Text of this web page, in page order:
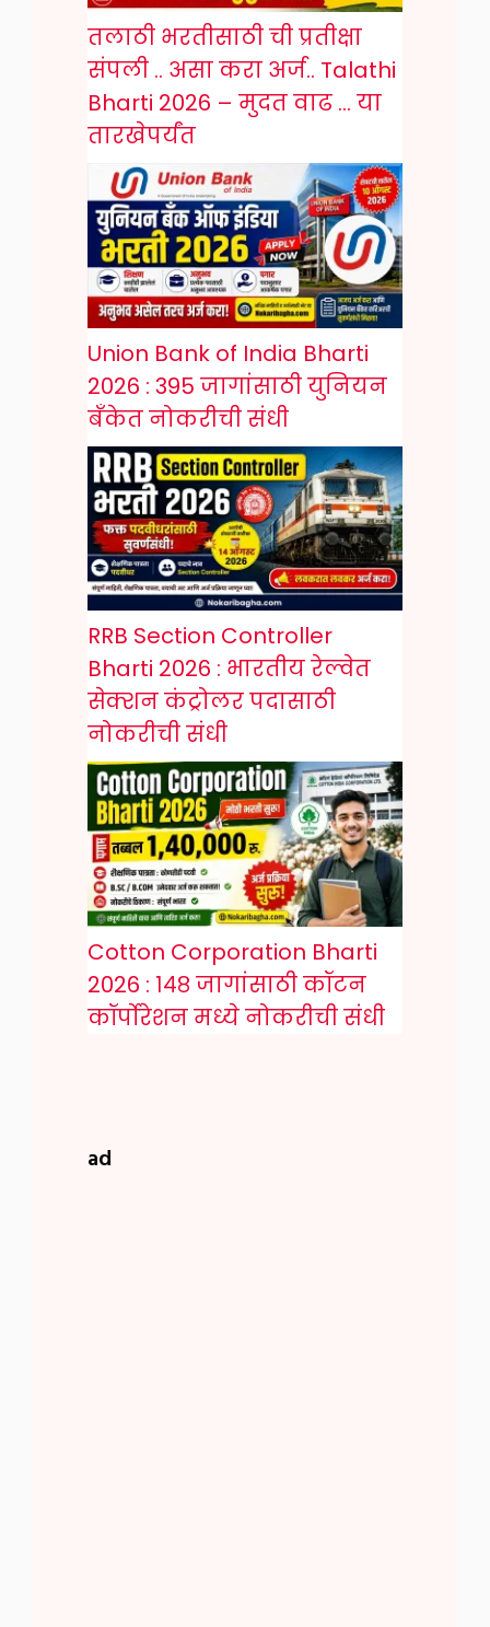
तलाठी भरतीसाठी ची प्रतीक्षा
संपली .. असा करा अर्ज.. Talathi
Bharti 2026 – मुदत वाढ … या
तारखेपर्यंत
Union Bank of India Bharti
2026 : 395 जागांसाठी युनियन
बँकेत नोकरीची संधी
RRB Section Controller
Bharti 2026 : भारतीय रेल्वेत
सेक्शन कंट्रोलर पदासाठी
नोकरीची संधी
Cotton Corporation Bharti
2026 : १४८ जागांसाठी कॉटन
कॉर्पोरेशन मध्ये नोकरीची संधी
ad